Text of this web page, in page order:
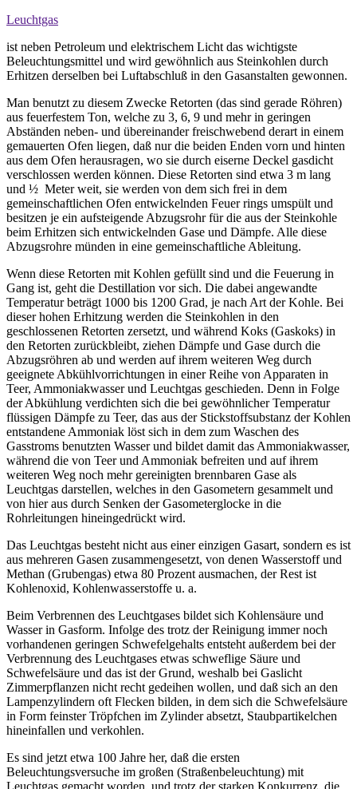
Leuchtgas
ist neben Petroleum und elektrischem Licht das wichtigste
Beleuchtungsmittel und wird gewöhnlich aus Steinkohlen durch
Erhitzen derselben bei Luftabschluß in den Gasanstalten gewonnen.
Man benutzt zu diesem Zwecke Retorten (das sind gerade Röhren)
aus feuerfestem Ton, welche zu 3, 6, 9 und mehr in geringen
Abständen neben- und übereinander freischwebend derart in einem
gemauerten Ofen liegen, daß nur die beiden Enden vorn und hinten
aus dem Ofen herausragen, wo sie durch eiserne Deckel gasdicht
verschlossen werden können. Diese Retorten sind etwa 3 m lang
und ½ Meter weit, sie werden von dem sich frei in dem
gemeinschaftlichen Ofen entwickelnden Feuer rings umspült und
besitzen je ein aufsteigende Abzugsrohr für die aus der Steinkohle
beim Erhitzen sich entwickelnden Gase und Dämpfe. Alle diese
Abzugsrohre münden in eine gemeinschaftliche Ableitung.
Wenn diese Retorten mit Kohlen gefüllt sind und die Feuerung in
Gang ist, geht die Destillation vor sich. Die dabei angewandte
Temperatur beträgt 1000 bis 1200 Grad, je nach Art der Kohle. Bei
dieser hohen Erhitzung werden die Steinkohlen in den
geschlossenen Retorten zersetzt, und während Koks (Gaskoks) in
den Retorten zurückbleibt, ziehen Dämpfe und Gase durch die
Abzugsröhren ab und werden auf ihrem weiteren Weg durch
geeignete Abkühlvorrichtungen in einer Reihe von Apparaten in
Teer, Ammoniakwasser und Leuchtgas geschieden. Denn in Folge
der Abkühlung verdichten sich die bei gewöhnlicher Temperatur
flüssigen Dämpfe zu Teer, das aus der Stickstoffsubstanz der Kohlen
entstandene Ammoniak löst sich in dem zum Waschen des
Gasstroms benutzten Wasser und bildet damit das Ammoniakwasser,
während die von Teer und Ammoniak befreiten und auf ihrem
weiteren Weg noch mehr gereinigten brennbaren Gase als
Leuchtgas darstellen, welches in den Gasometern gesammelt und
von hier aus durch Senken der Gasometerglocke in die
Rohrleitungen hineingedrückt wird.
Das Leuchtgas besteht nicht aus einer einzigen Gasart, sondern es ist
aus mehreren Gasen zusammengesetzt, von denen Wasserstoff und
Methan (Grubengas) etwa 80 Prozent ausmachen, der Rest ist
Kohlenoxid, Kohlenwasserstoffe u. a.
Beim Verbrennen des Leuchtgases bildet sich Kohlensäure und
Wasser in Gasform. Infolge des trotz der Reinigung immer noch
vorhandenen geringen Schwefelgehalts entsteht außerdem bei der
Verbrennung des Leuchtgases etwas schweflige Säure und
Schwefelsäure und das ist der Grund, weshalb bei Gaslicht
Zimmerpflanzen nicht recht gedeihen wollen, und daß sich an den
Lampenzylindern oft Flecken bilden, in dem sich die Schwefelsäure
in Form feinster Tröpfchen im Zylinder absetzt, Staubpartikelchen
hineinfallen und verkohlen.
Es sind jetzt etwa 100 Jahre her, daß die ersten
Beleuchtungsversuche im großen (Straßenbeleuchtung) mit
Leuchtgas gemacht worden, und trotz der starken Konkurrenz, die